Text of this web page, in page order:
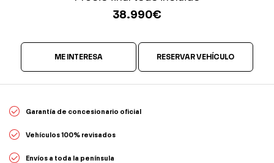
38.990€
ME INTERESA RESERVAR VEHÍCULO
Garantía de concesionario oficial
Vehículos 100% revisados
Envíos a toda la península